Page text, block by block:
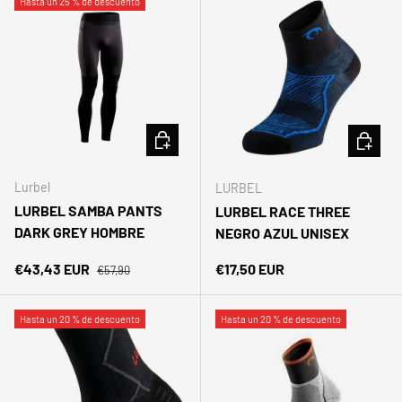
Lurbel
LURBEL SAMBA PANTS
DARK GREY HOMBRE
Precio de venta
€43,43 EUR Precio normal
€57,90
ELEGIR OPCIONES
LURBEL
LURBEL RACE THREE
NEGRO AZUL UNISEX
Precio normal
€17,50 EUR
ELEGIR
Hasta un 20 % de descuento Hasta un 20 % de descuento